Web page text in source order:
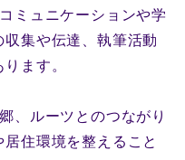
ミュニケーションや学
集や伝達、執筆活動
ます。
、ルーツとのつながり
住環境を整えること